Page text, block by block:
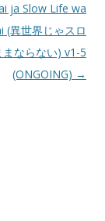
ja Slow Life wa
(異世界じゃスロ
ならない) v1-5
(ONGOING) →